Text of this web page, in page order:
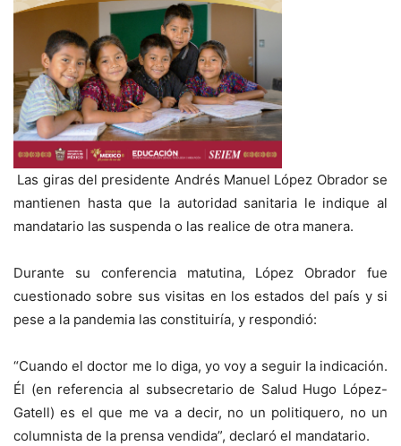
Las giras del presidente Andrés Manuel López Obrador se
mantienen hasta que la autoridad sanitaria le indique al
mandatario las suspenda o las realice de otra manera.
Durante su conferencia matutina, López Obrador fue
cuestionado sobre sus visitas en los estados del país y si
pese a la pandemia las constituiría, y respondió:
“Cuando el doctor me lo diga, yo voy a seguir la indicación.
Él (en referencia al subsecretario de Salud Hugo López-
Gatell) es el que me va a decir, no un politiquero, no un
columnista de la prensa vendida”, declaró el mandatario.